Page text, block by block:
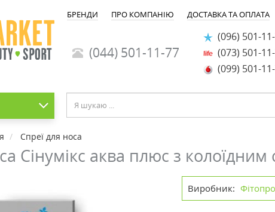
БРЕНДИ ПРО КОМПАНІЮ ДОСТАВКА ТА ОПЛАТА
(044) 501-11-77
(096) 501-
(073) 501-
(099) 501-
Спреї для носа
Сінумікс аква плюс з
Виробник: